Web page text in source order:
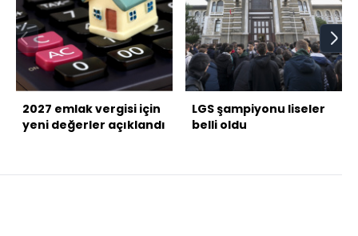
2027 emlak vergisi için
yeni değerler açıklandı
LGS şampiyonu liseler
belli oldu